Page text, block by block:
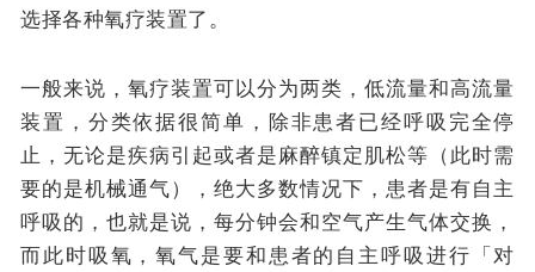
选择各种氧疗装置了。
一般来说，氧疗装置可以分为两类，低流量和高流量
装置，分类依据很简单，除非患者已经呼吸完全停
止，无论是疾病引起或者是麻醉镇定肌松等（此时需
要的是机械通气），绝大多数情况下，患者是有自主
呼吸的，也就是说，每分钟会和空气产生气体交换，
而此时吸氧，氧气是要和患者的自主呼吸进行「对